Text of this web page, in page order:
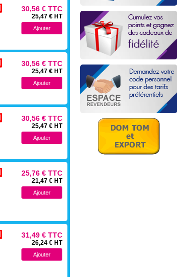
30,56 € TTC
25,47 € HT
30,56 € TTC
25,47 € HT
30,56 € TTC
25,47 € HT
25,76 € TTC
21,47 € HT
31,49 € TTC
26,24 € HT